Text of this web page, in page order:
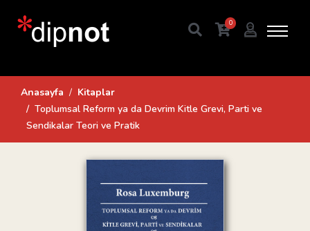
0
Anasayfa
Kitaplar
Toplumsal Reform ya da Devrim Kitle Grevi, Parti ve
Sendikalar Teori ve Pratik